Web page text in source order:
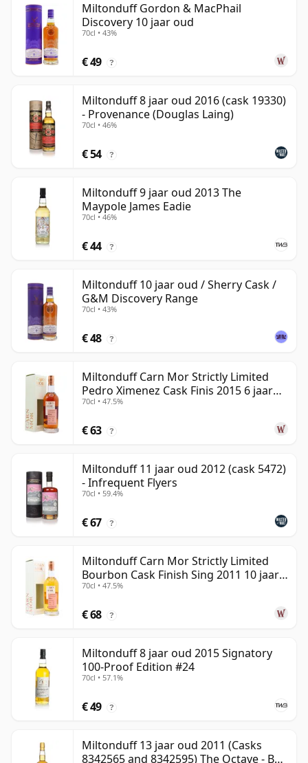
Miltonduff Gordon & MacPhail
Discovery 10 jaar oud
70cl • 43%
€ 49 ?
Miltonduff 8 jaar oud 2016 (cask 19330)
- Provenance (Douglas Laing)
70cl • 46%
€ 54 ?
Miltonduff 9 jaar oud 2013 The
Maypole James Eadie
70cl • 46%
€ 44 ?
Miltonduff 10 jaar oud / Sherry Cask /
G&M Discovery Range
70cl • 43%
€ 48 ?
Miltonduff Carn Mor Strictly Limited
Pedro Ximenez Cask Finis 2015 6 jaar
oud
70cl • 47.5%
€ 63 ?
Miltonduff 11 jaar oud 2012 (cask 5472)
- Infrequent Flyers
70cl • 59.4%
€ 67 ?
Miltonduff Carn Mor Strictly Limited
Bourbon Cask Finish Sing 2011 10 jaar
oud
70cl • 47.5%
€ 68 ?
Miltonduff 8 jaar oud 2015 Signatory
100-Proof Edition #24
70cl • 57.1%
€ 49 ?
Miltonduff 13 jaar oud 2011 (Casks
8342565 and 8342595) The Octave - B